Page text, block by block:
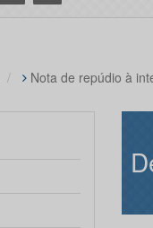
Nota de repúdio à